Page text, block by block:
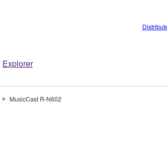
Explorer
MusicCast R-N602